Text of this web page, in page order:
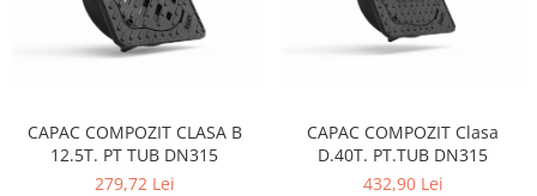
CAPAC COMPOZIT CLASA B
12.5T. PT TUB DN315
279,72 Lei
CAPAC COMPOZIT Clasa
D.40T. PT.TUB DN315
432,90 Lei